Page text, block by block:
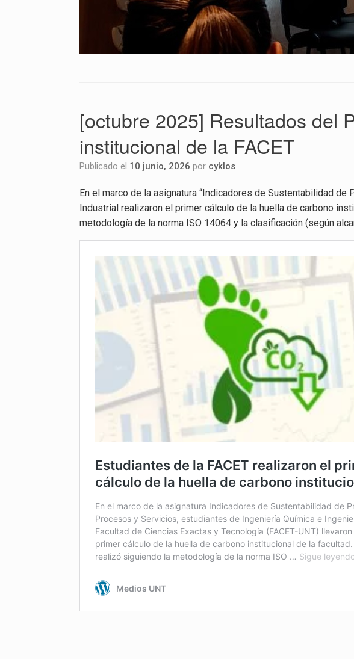
[octubre 2025] Resultados del
institucional de la FACET
Publicado el 10 junio, 2026 por cyklos
En el marco de la asignatura “Indicadores de Sustentabilidad
Industrial realizaron el primer cálculo de la huella de carbono
metodología de la norma ISO 14064 y la clasificación (según